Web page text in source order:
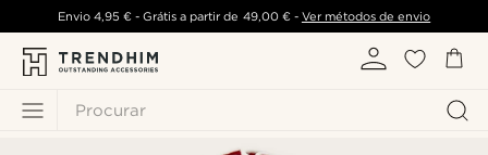
Procurar
Envio 4,95 €- Grátis a partir de 49,00 €- Ver métodos de envio